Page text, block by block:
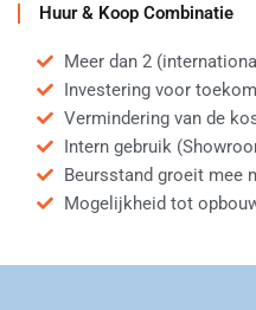
Huur & Koop Combinatie
Meer dan 2
Investering voor
Vermindering van de
Intern gebruik
Beursstand groeit mee
Mogelijkheid tot